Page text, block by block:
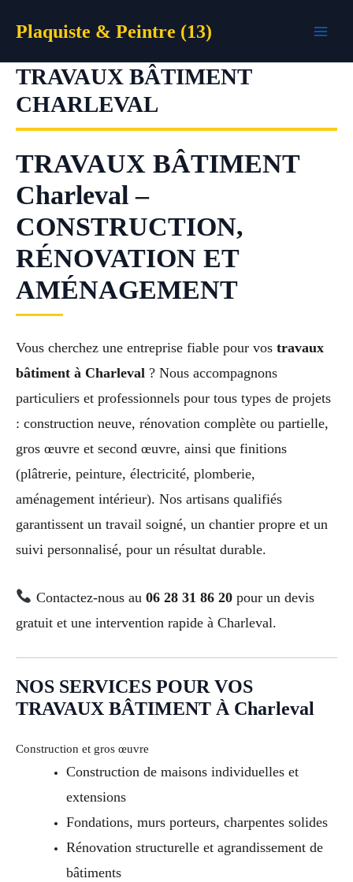
Plaquiste & Peintre (13)
TRAVAUX BÂTIMENT
CHARLEVAL
TRAVAUX BÂTIMENT
Charleval –
CONSTRUCTION,
RÉNOVATION ET
AMÉNAGEMENT
Vous cherchez une entreprise fiable pour vos travaux
bâtiment à Charleval ? Nous accompagnons
particuliers et professionnels pour tous types de projets
: construction neuve, rénovation complète ou partielle,
gros œuvre et second œuvre, ainsi que finitions
(plâtrerie, peinture, électricité, plomberie,
aménagement intérieur). Nos artisans qualifiés
garantissent un travail soigné, un chantier propre et un
suivi personnalisé, pour un résultat durable.
Contactez-nous au 06 28 31 86 20pour un devis
gratuit et une intervention rapide à Charleval.
NOS SERVICES POUR VOS
TRAVAUX BÂTIMENT À Charleval
Construction et gros œuvre
Construction de maisons individuelles et
extensions
Fondations, murs porteurs, charpentes solides
Rénovation structurelle et agrandissement de
bâtiments